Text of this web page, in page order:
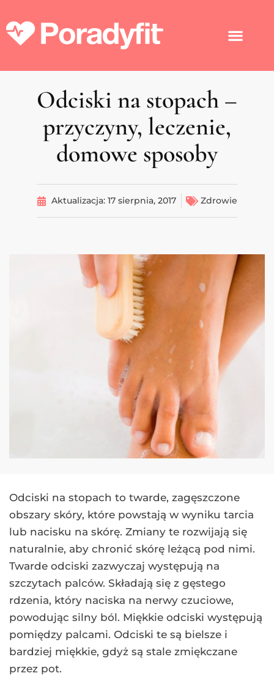
Odciski na stopach –
przyczyny, leczenie,
domowe sposoby
Aktualizacja: 17 sierpnia, 2017 Zdrowie
Odciski na stopach to twarde, zagęszczone
obszary skóry, które powstają w wyniku tarcia
lub nacisku na skórę. Zmiany te rozwijają się
naturalnie, aby chronić skórę leżącą pod nimi.
Twarde odciski zazwyczaj występują na
szczytach palców. Składają się z gęstego
rdzenia, który naciska na nerwy czuciowe,
powodując silny ból. Miękkie odciski występują
pomiędzy palcami. Odciski te są bielsze i
bardziej miękkie, gdyż są stale zmiękczane
przez pot.